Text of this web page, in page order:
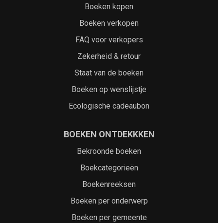
Boeken kopen
Boeken verkopen
FAQ voor verkopers
Zekerheid & retour
Staat van de boeken
Boeken op wenslijstje
Ecologische cadeaubon
BOEKEN ONTDEKKKEN
Bekroonde boeken
Boekcategorieën
Boekenreeksen
Boeken per onderwerp
Boeken per gemeente